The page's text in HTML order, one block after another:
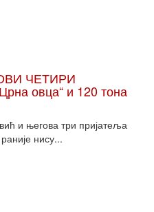
ЧЕТИРИ
овца“ и 120 тона
и његова три пријатеља
нису...